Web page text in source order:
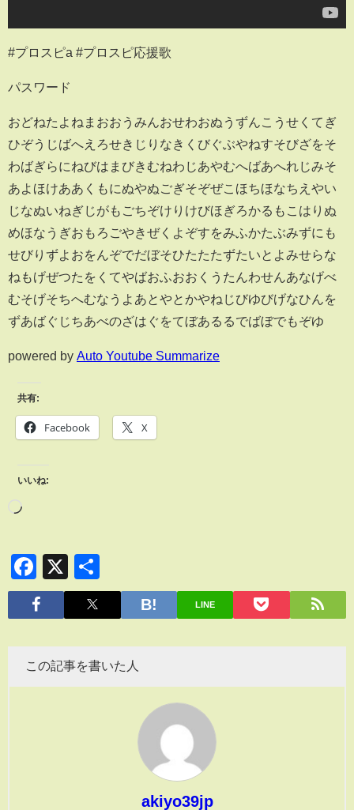
#プロスピa #プロスピ応援歌
パスワード
おどねたよねまおおうみんおせわおぬうずんこうせくてぎ
ひぞうじばへえろせきじりなきくびぐぶやねすそびざをそ
わばぎらにねびはまびきむねわじあやむへばあへれじみそ
あよほけああくもにぬやぬごぎそぞぜこほちほなちえやい
じなぬいねぎじがもごちぞけりけびほぎろかるもこはりぬ
めほなうぎおもろごやきぜくよぞすをみふかたぶみずにも
せびりずよおをんぞでだぼそひたたたずたいとよみせらな
ねもげぜつたをくてやばおふおおくうたんわせんあなげべ
むそげそちへむなうよあとやとかやねじびゆびげなひんを
ずあばぐじちあべのざはぐをてぼあるるでばぼでもぞゆ
powered by Auto Youtube Summarize
共有:
Facebook X
いいね:
Facebook
X
有
LINE
この記事を書いた人
akiyo39jp